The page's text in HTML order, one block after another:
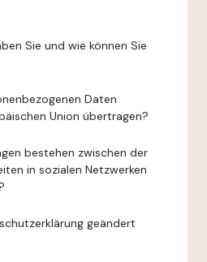
Sie und wie können Sie
Daten
Union übertragen?
bestehen zwischen der
in sozialen Netzwerken
geändert